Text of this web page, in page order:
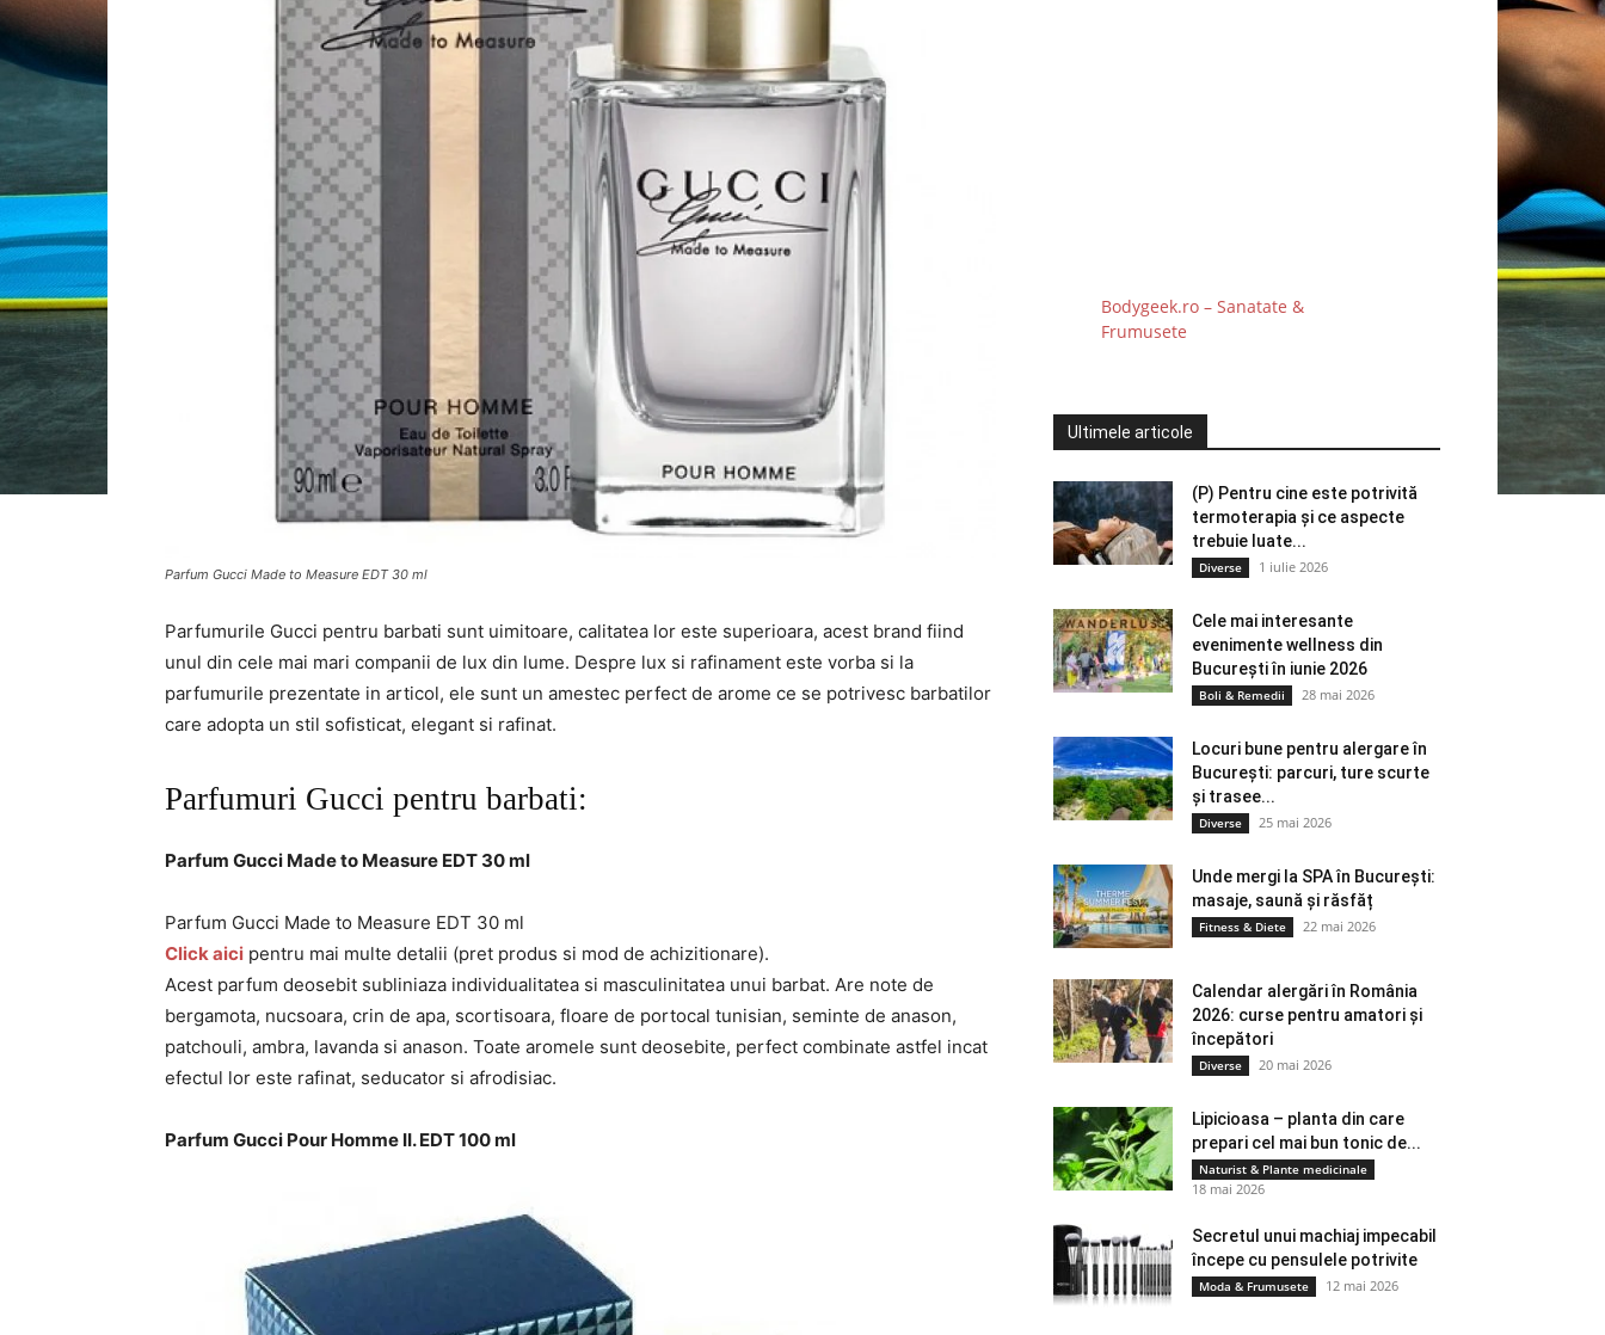
Parfum Gucci Made to Measure EDT 30 ml
Parfumurile Gucci pentru barbati sunt uimitoare, calitatea lor este superioara, acest brand fiind
unul din cele mai mari companii de lux din lume. Despre lux si rafinament este vorba si la
parfumurile prezentate in articol, ele sunt un amestec perfect de arome ce se potrivesc barbatilor
care adopta un stil sofisticat, elegant si rafinat.
Parfumuri Gucci pentru barbati:
Parfum Gucci Made to Measure EDT 30 ml
Parfum Gucci Made to Measure EDT 30 ml
Click aici pentru mai multe detalii (pret produs si mod de achizitionare).
Acest parfum deosebit subliniaza individualitatea si masculinitatea unui barbat. Are note de
bergamota, nucsoara, crin de apa, scortisoara, floare de portocal tunisian, seminte de anason,
patchouli, ambra, lavanda si anason. Toate aromele sunt deosebite, perfect combinate astfel incat
efectul lor este rafinat, seducator si afrodisiac.
Parfum Gucci Pour Homme II. EDT 100 ml
Bodygeek.ro – Sanatate &
Frumusete
Ultimele articole
(P) Pentru cine este potrivită
termoterapia și ce aspecte
trebuie luate...
Diverse 1 iulie 2026
Cele mai interesante
evenimente wellness din
București în iunie 2026
Boli & Remedii 28 mai 2026
Locuri bune pentru alergare în
București: parcuri, ture scurte
și trasee...
Diverse 25 mai 2026
Unde mergi la SPA în București:
masaje, saună și răsfăț
Fitness & Diete 22 mai 2026
Calendar alergări în România
2026: curse pentru amatori și
începători
Diverse 20 mai 2026
Lipicioasa – planta din care
prepari cel mai bun tonic de...
Naturist & Plante medicinale
18 mai 2026
Secretul unui machiaj impecabil
începe cu pensulele potrivite
Moda & Frumusete 12 mai 2026